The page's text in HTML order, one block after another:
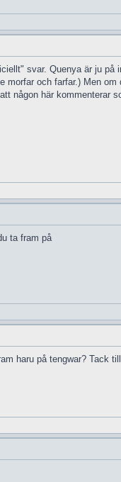
svar. Quenya är ju
och farfar.) Men om
någon här kommenterar
ta fram på
haru på tengwar? Tack